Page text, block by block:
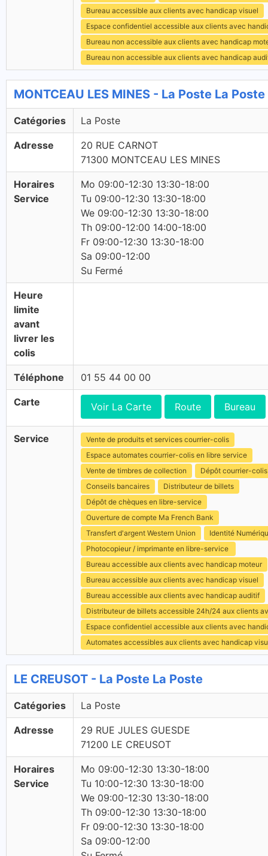
Bureau accessible aux clients avec handicap visuel
Espace confidentiel accessible aux clients avec
Bureau non accessible aux clients avec handicap
Bureau non accessible aux clients avec handicap
MONTCEAU LES MINES - La Poste La Poste
Catégories La Poste
Adresse
20 RUE CARNOT
71300 MONTCEAU LES MINES
Horaires
Service
Mo 09:00-12:30 13:30-18:00
Tu 09:00-12:30 13:30-18:00
We 09:00-12:30 13:30-18:00
Th 09:00-12:00 14:00-18:00
Fr 09:00-12:30 13:30-18:00
Sa 09:00-12:00
Su Fermé
Heure
limite
avant
livrer les
colis
Téléphone 01 55 44 00 00
Carte Voir La Carte Route Bureau
Service
Vente de produits et services courrier-colis
Espace automates courrier-colis en libre service
Vente de timbres de collection
Dépôt courrier-colis
Conseils bancaires
Distributeur de billets
Dépôt de chèques en libre-service
Ouverture de compte Ma French Bank
Transfert d'argent Western Union
Identité
Photocopieur / imprimante en libre-service
Bureau accessible aux clients avec handicap moteur
Bureau accessible aux clients avec handicap visuel
Bureau accessible aux clients avec handicap auditif
Distributeur de billets accessible 24h/24 aux clients
Espace confidentiel accessible aux clients avec
Automates accessibles aux clients avec handicap
LE CREUSOT - La Poste La Poste
Catégories La Poste
Adresse
29 RUE JULES GUESDE
71200 LE CREUSOT
Horaires
Service
Mo 09:00-12:30 13:30-18:00
Tu 10:00-12:30 13:30-18:00
We 09:00-12:30 13:30-18:00
Th 09:00-12:30 13:30-18:00
Fr 09:00-12:30 13:30-18:00
Sa 09:00-12:00